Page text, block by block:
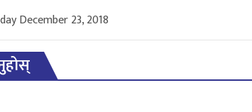
December 23, 2018